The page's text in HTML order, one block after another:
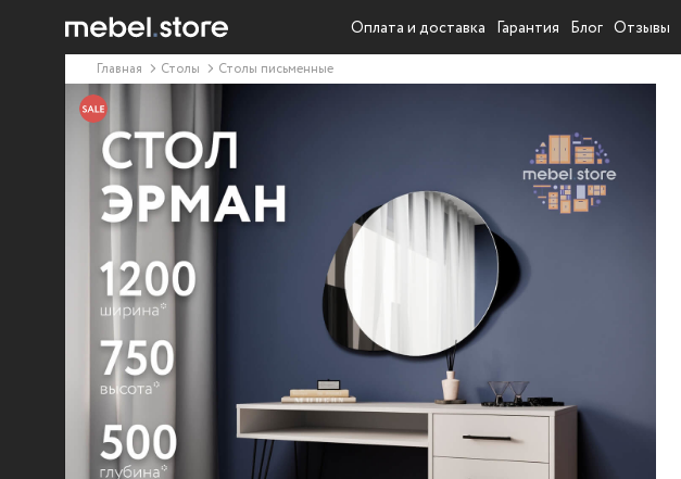
Оплата и доставка Гарантия Блог Отзывы
Главная Столы Столы письменные